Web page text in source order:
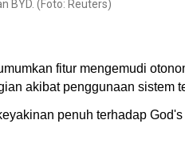
BYD. (Foto: Reuters)
fitur mengemudi
akibat penggunaan sistem
penuh terhadap